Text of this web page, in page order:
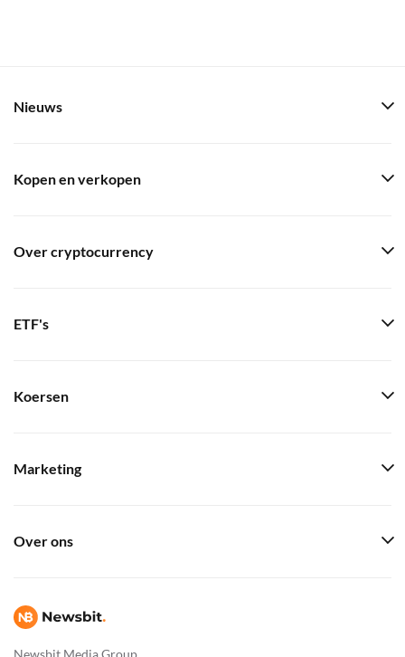
Newsbit Media Group
Nieuws
Kopen en verkopen
Over cryptocurrency
ETF's
Koersen
Marketing
Over ons